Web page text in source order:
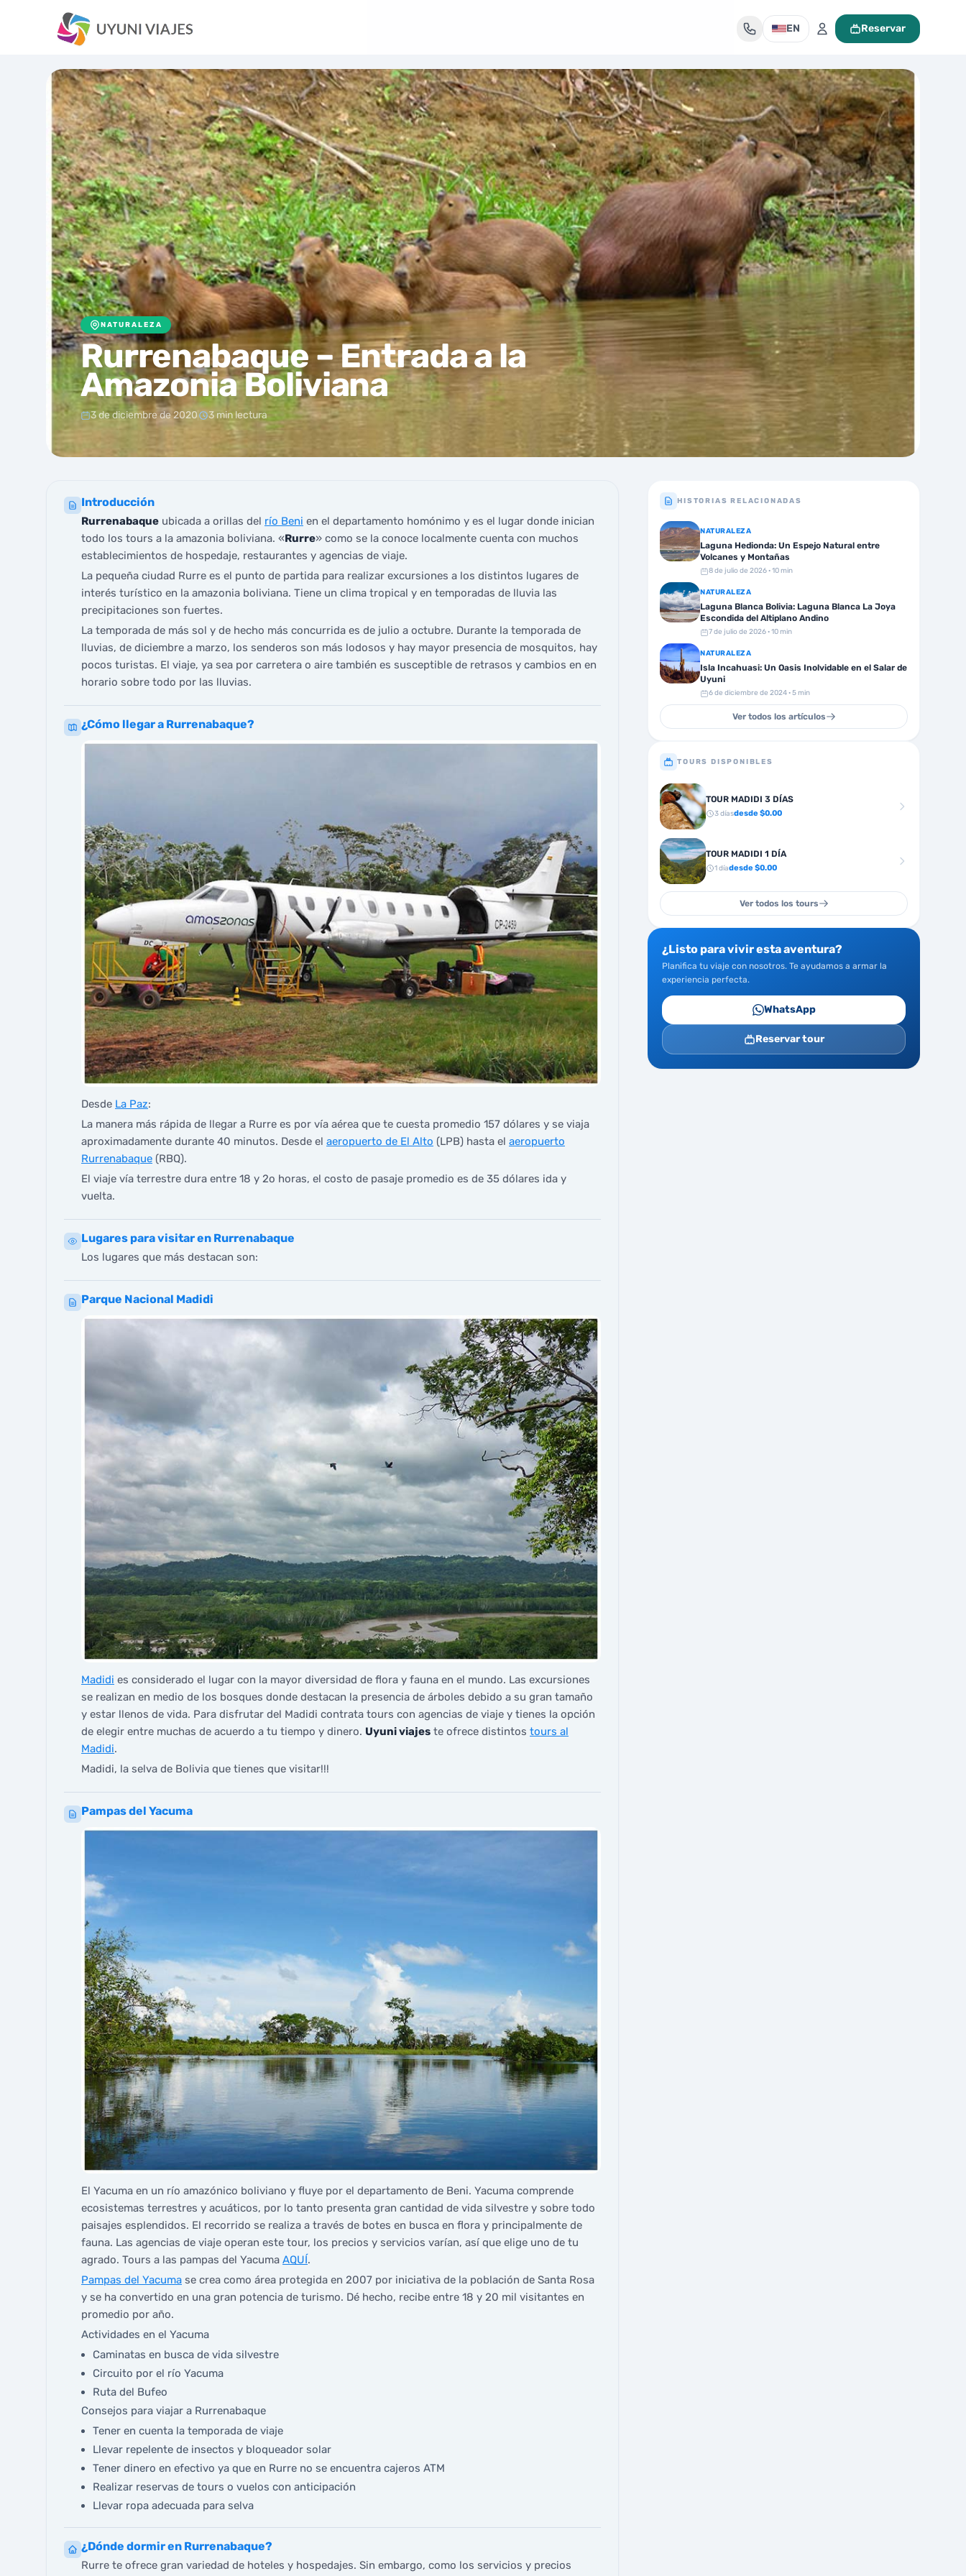
EN Reservar
Mi maleta de viaje
Tu maleta está vacía
Encuentra un tour y pulsa «Reservar» para añadirlo aquí.
NATURALEZA
Rurrenabaque – Entrada a la
Amazonia Boliviana
3 de diciembre de 2020 3 min lectura
Introducción
Rurrenabaque ubicada a orillas del río Beni en el departamento homónimo y es el lugar donde inician
todo los tours a la amazonia boliviana. «Rurre» como se la conoce localmente cuenta con muchos
establecimientos de hospedaje, restaurantes y agencias de viaje.
La pequeña ciudad Rurre es el punto de partida para realizar excursiones a los distintos lugares de
interés turístico en la amazonia boliviana. Tiene un clima tropical y en temporadas de lluvia las
precipitaciones son fuertes.
La temporada de más sol y de hecho más concurrida es de julio a octubre. Durante la temporada de
lluvias, de diciembre a marzo, los senderos son más lodosos y hay mayor presencia de mosquitos, hay
pocos turistas. El viaje, ya sea por carretera o aire también es susceptible de retrasos y cambios en en
horario sobre todo por las lluvias.
¿Cómo llegar a Rurrenabaque?
Desde La Paz:
La manera más rápida de llegar a Rurre es por vía aérea que te cuesta promedio 157 dólares y se viaja
aproximadamente durante 40 minutos. Desde el aeropuerto de El Alto (LPB) hasta el aeropuerto
Rurrenabaque (RBQ).
El viaje vía terrestre dura entre 18 y 2o horas, el costo de pasaje promedio es de 35 dólares ida y
vuelta.
Lugares para visitar en Rurrenabaque
Los lugares que más destacan son:
Parque Nacional Madidi
Madidi es considerado el lugar con la mayor diversidad de flora y fauna en el mundo. Las excursiones
se realizan en medio de los bosques donde destacan la presencia de árboles debido a su gran tamaño
y estar llenos de vida. Para disfrutar del Madidi contrata tours con agencias de viaje y tienes la opción
de elegir entre muchas de acuerdo a tu tiempo y dinero. Uyuni viajes te ofrece distintos tours al
Madidi.
Madidi, la selva de Bolivia que tienes que visitar!!!
Pampas del Yacuma
El Yacuma en un río amazónico boliviano y fluye por el departamento de Beni. Yacuma comprende
ecosistemas terrestres y acuáticos, por lo tanto presenta gran cantidad de vida silvestre y sobre todo
paisajes esplendidos. El recorrido se realiza a través de botes en busca en flora y principalmente de
fauna. Las agencias de viaje operan este tour, los precios y servicios varían, así que elige uno de tu
agrado. Tours a las pampas del Yacuma AQUÍ.
Pampas del Yacuma se crea como área protegida en 2007 por iniciativa de la población de Santa Rosa
y se ha convertido en una gran potencia de turismo. Dé hecho, recibe entre 18 y 20 mil visitantes en
promedio por año.
Actividades en el Yacuma
Caminatas en busca de vida silvestre
Circuito por el río Yacuma
Ruta del Bufeo
Consejos para viajar a Rurrenabaque
Tener en cuenta la temporada de viaje
Llevar repelente de insectos y bloqueador solar
Tener dinero en efectivo ya que en Rurre no se encuentra cajeros ATM
Realizar reservas de tours o vuelos con anticipación
Llevar ropa adecuada para selva
¿Dónde dormir en Rurrenabaque?
Rurre te ofrece gran variedad de hoteles y hospedajes. Sin embargo, como los servicios y precios
HISTORIAS RELACIONADAS
NATURALEZA
Laguna Hedionda: Un Espejo Natural entre
Volcanes y Montañas
8 de julio de 2026· 10 min
NATURALEZA
Laguna Blanca Bolivia: Laguna Blanca La Joya
Escondida del Altiplano Andino
7 de julio de 2026· 10 min
NATURALEZA
Isla Incahuasi: Un Oasis Inolvidable en el Salar de
Uyuni
6 de diciembre de 2024· 5 min
Ver todos los artículos
TOURS DISPONIBLES
TOUR MADIDI 3 DÍAS
3díasdesde $0.00
TOUR MADIDI 1 DÍA
1díadesde $0.00
Ver todos los tours
¿Listo para vivir esta aventura?
Planifica tu viaje con nosotros. Te ayudamos a armar la
experiencia perfecta.
WhatsApp
Reservar tour